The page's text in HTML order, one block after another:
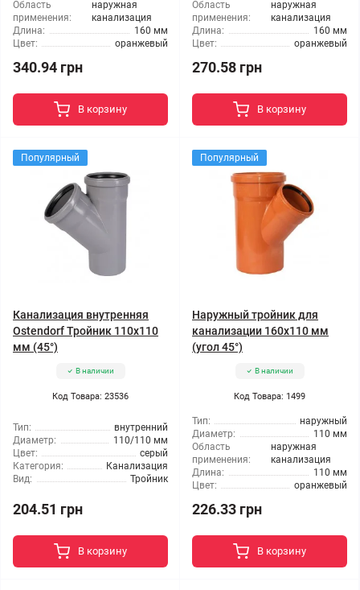
Область
применения:
наружная
канализация
Длина:
160 мм
Цвет:
оранжевый
340.94 грн
В корзину
Область
применения:
наружная
канализация
Длина:
160 мм
Цвет:
оранжевый
270.58 грн
В корзину
Популярный
Канализация внутренняя
Ostendorf Тройник 110x110
мм (45°)
В наличии
Код Товара: 23536
Тип:
внутренний
Диаметр:
110/110 мм
Цвет:
серый
Категория:
Канализация
Вид:
Тройник
204.51 грн
В корзину
Популярный
Наружный тройник для
канализации 160x110 мм
(угол 45°)
В наличии
Код Товара: 1499
Тип:
наружный
Диаметр:
110 мм
Область
применения:
наружная
канализация
Длина:
110 мм
Цвет:
оранжевый
226.33 грн
В корзину